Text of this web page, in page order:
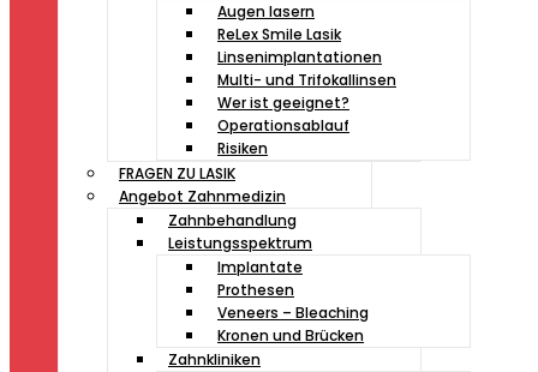
Augen lasern
ReLex Smile Lasik
Linsenimplantationen
Multi- und Trifokallinsen
Wer ist geeignet?
Operationsablauf
Risiken
FRAGEN ZU LASIK
Angebot Zahnmedizin
Zahnbehandlung
Leistungsspektrum
Implantate
Prothesen
Veneers – Bleaching
Kronen und Brücken
Zahnkliniken